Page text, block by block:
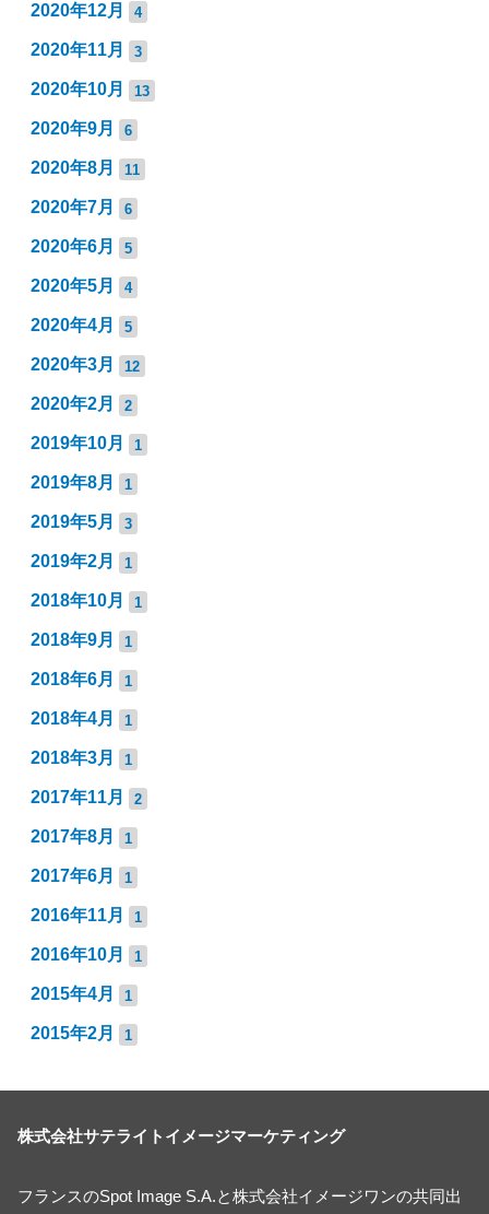
2020年12月 4
2020年11月 3
2020年10月 13
2020年9月 6
2020年8月 11
2020年7月 6
2020年6月 5
2020年5月 4
2020年4月 5
2020年3月 12
2020年2月 2
2019年10月 1
2019年8月 1
2019年5月 3
2019年2月 1
2018年10月 1
2018年9月 1
2018年6月 1
2018年4月 1
2018年3月 1
2017年11月 2
2017年8月 1
2017年6月 1
2016年11月 1
2016年10月 1
2015年4月 1
2015年2月 1
株式会社サテライトイメージマーケティング
フランスのSpot Image S.A.と株式会社イメージワンの共同出